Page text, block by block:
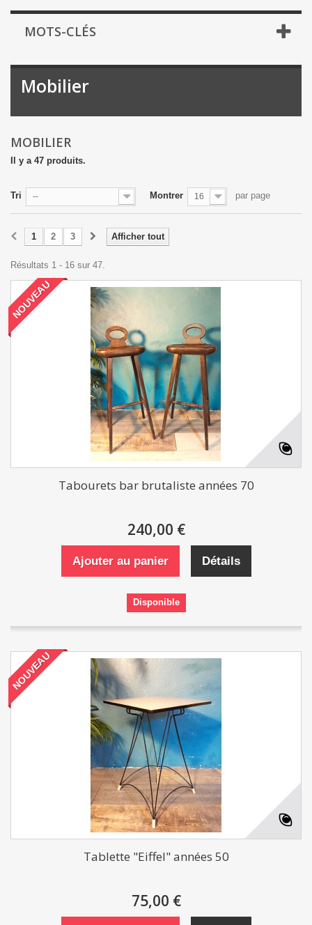
MOTS-CLÉS
Mobilier
MOBILIER
Il y a 47 produits.
Tri -- Montrer 16 par page
Afficher tout
1 2 3
Résultats 1 - 16 sur 47.
NOUVEAU
Tabourets bar brutaliste années 70
240,00 €
Ajouter au panier Détails
Disponible
NOUVEAU
Tablette "Eiffel" années 50
75,00 €